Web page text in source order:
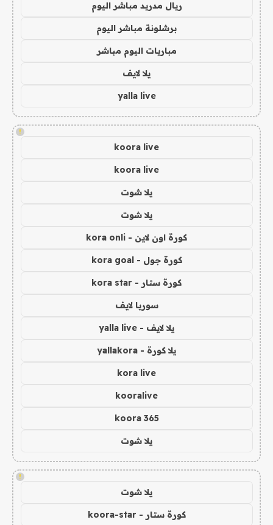
ريال مدريد مباشر اليوم
برشلونة مباشر اليوم
مباريات اليوم مباشر
يلا لايف
yalla live
!
koora live
koora live
يلا شوت
يلا شوت
كورة اون لاين - kora onli
كورة جول - kora goal
كورة ستار - kora star
سوريا لايف
يلا لايف - yalla live
يلا كورة - yallakora
kora live
kooralive
koora 365
يلا شوت
!
يلا شوت
كورة ستار - koora-star